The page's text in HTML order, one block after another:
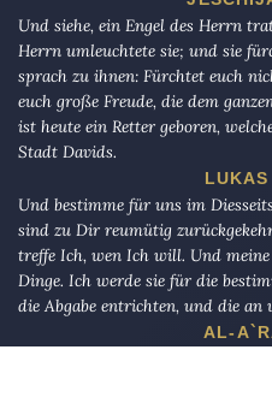
Und siehe, ein Engel des Herrn
Herrn umleuchtete sie; und sie
sprach zu ihnen: Fürchtet euch
euch große Freude, die dem
ist heute ein Retter geboren,
Stadt Davids.
Und bestimme für uns im
sind zu Dir reumütig
treffe Ich, wen Ich will. Und
Dinge. Ich werde sie für die
die Abgabe entrichten, und die an
AL-